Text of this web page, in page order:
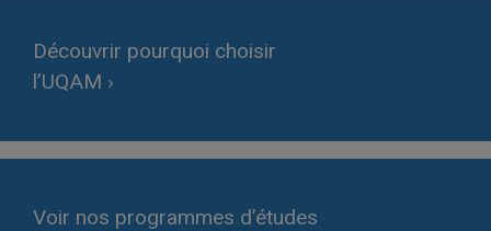
Découvrir pourquoi choisir
l’UQAM ›
Voir nos programmes d’études